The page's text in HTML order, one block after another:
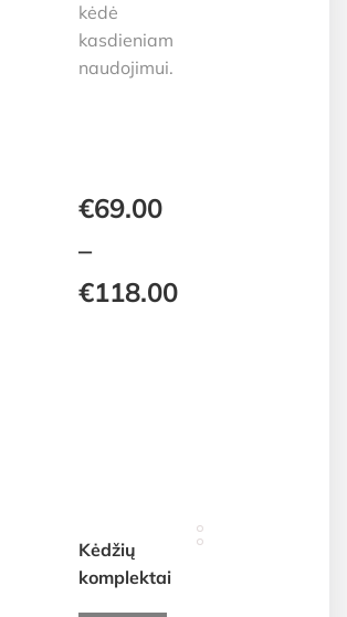
kėdė
kasdieniam
naudojimui.
€69.00
–
€118.00
Kėdžių
komplektai